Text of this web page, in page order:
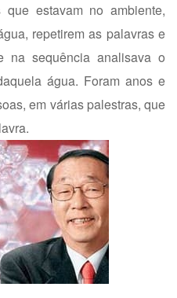
estavam no ambiente,
repetirem as palavras e
na sequência analisava o
água. Foram anos e
em várias palestras, que